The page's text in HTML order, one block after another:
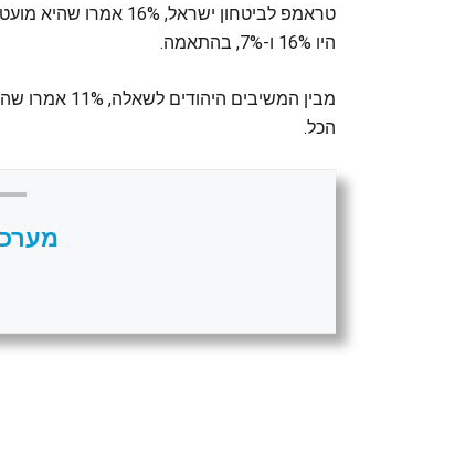
היו 16% ו-7%, בהתאמה.
הכל.